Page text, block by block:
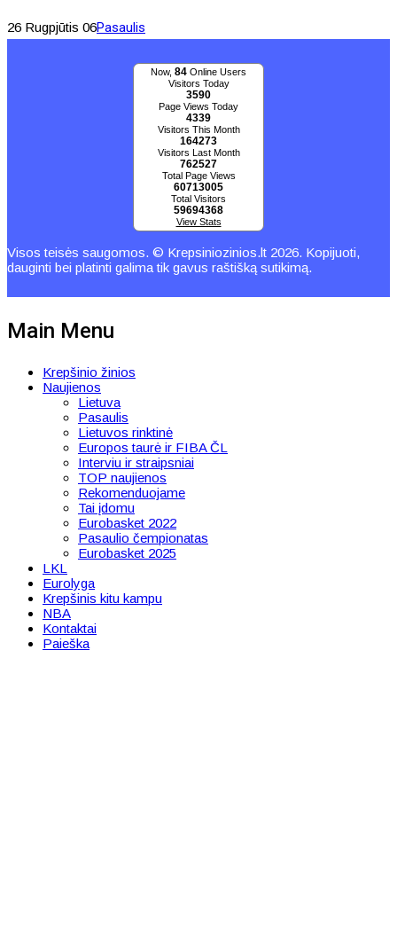
26 Rugpjūtis 06Pasaulis
Now, 84 Online Users
Visitors Today
3590
Page Views Today
4339
Visitors This Month
164273
Visitors Last Month
762527
Total Page Views
60713005
Total Visitors
59694368
View Stats
Visos teisės saugomos. © Krepsiniozinios.lt 2026. Kopijuoti,
dauginti bei platinti galima tik gavus raštišką sutikimą.
Main Menu
Krepšinio žinios
Naujienos
Lietuva
Pasaulis
Lietuvos rinktinė
Europos taurė ir FIBA ČL
Interviu ir straipsniai
TOP naujienos
Rekomenduojame
Tai įdomu
Eurobasket 2022
Pasaulio čempionatas
Eurobasket 2025
LKL
Eurolyga
Krepšinis kitu kampu
NBA
Kontaktai
Paieška